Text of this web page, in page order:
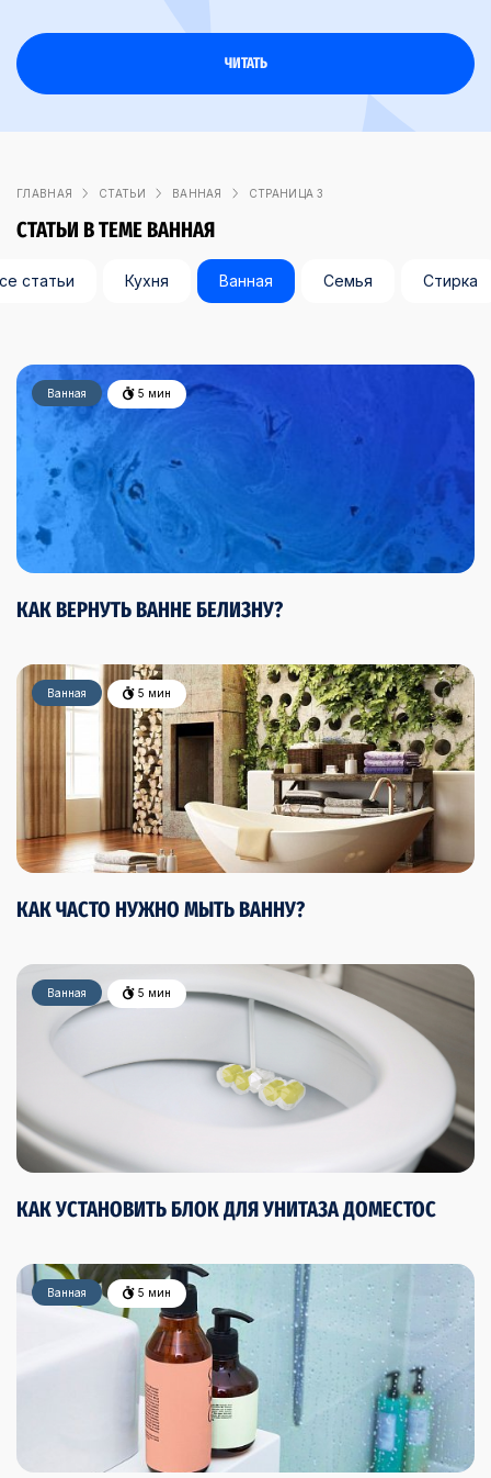
ЧИТАТЬ
ЧИТАТЬ
ЧИТАТЬ
ЧИТАТЬ
ГЛАВНАЯ СТАТЬИ ВАННАЯ СТРАНИЦА 3
СТАТЬИ В ТЕМЕ ВАННАЯ
статьи Кухня Ванная Семья Стирка
Ванная 5 мин
КАК ВЕРНУТЬ ВАННЕ БЕЛИЗНУ?
Ванная 5 мин
КАК ЧАСТО НУЖНО МЫТЬ ВАННУ?
Ванная 5 мин
КАК УСТАНОВИТЬ БЛОК ДЛЯ УНИТАЗА ДОМЕСТОС
Ванная 5 мин